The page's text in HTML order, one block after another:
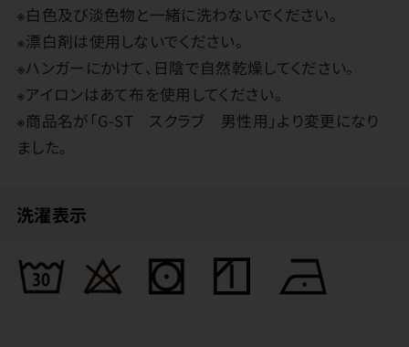
※白色及び淡色物と一緒に洗わないでください。
※漂白剤は使用しないでください。
※ハンガーにかけて、日陰で自然乾燥してください。
※アイロンはあて布を使用してください。
※商品名が「G-ST スクラブ 男性用」より変更になり
ました。
洗濯表示